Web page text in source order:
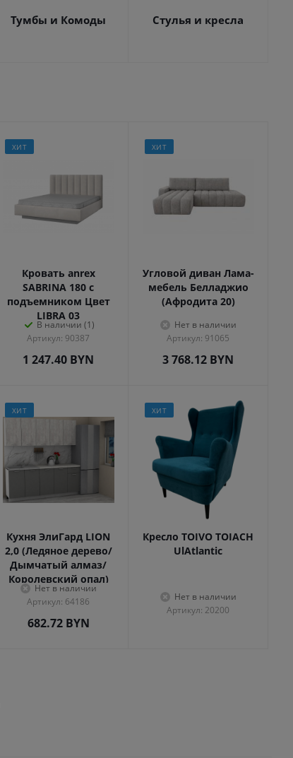
Тумбы и Комоды Стулья и кресла
ХИТ
Кровать anrex
SABRINA 180 с
подъемником Цвет
LIBRA 03
В наличии (1)
Артикул: 90387
1 247.40 BYN
ХИТ
Угловой диван Лама-
мебель Белладжио
(Афродита 20)
Нет в наличии
Артикул: 91065
3 768.12 BYN
ХИТ
Кухня ЭлиГард LION
2,0 (Ледяное дерево/
Дымчатый алмаз/
Королевский опал)
Нет в наличии
Артикул: 64186
682.72BYN
ХИТ
Кресло TOIVO TOIACH
UlAtlantic
Нет в наличии
Артикул: 20200